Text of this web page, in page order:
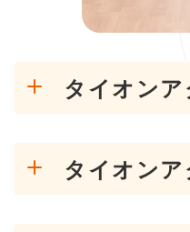
タイオン
タイオン